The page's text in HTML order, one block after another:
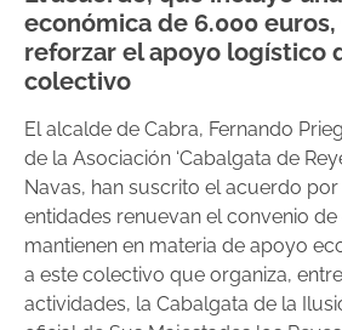
económica de 6.000
reforzar el apoyo logístico
colectivo
El alcalde de Cabra, Fernando
de la Asociación ‘Cabalgata de
Navas, han suscrito el acuerdo
entidades renuevan el convenio
mantienen en materia de apoyo
a este colectivo que organiza,
actividades, la Cabalgata de la